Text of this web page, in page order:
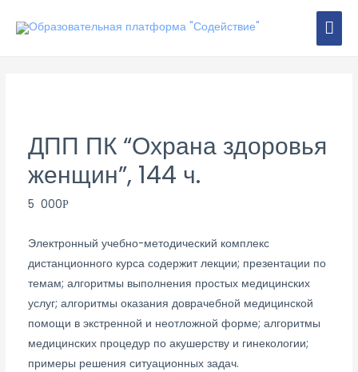
ДПП ПК “Охрана здоровья
женщин”, 144 ч.
5 000Р
Электронный учебно-методический комплекс
дистанционного курса содержит лекции; презентации по
темам; алгоритмы выполнения простых медицинских
услуг; алгоритмы оказания доврачебной медицинской
помощи в экстренной и неотложной форме; алгоритмы
медицинских процедур по акушерству и гинекологии;
примеры решения ситуационных задач.